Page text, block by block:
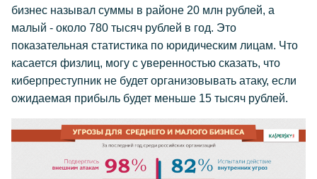
бизнес называл суммы в районе 20 млн рублей, а
малый - около 780 тысяч рублей в год. Это
показательная статистика по юридическим лицам. Что
касается физлиц, могу с уверенностью сказать, что
киберпреступник не будет организовывать атаку, если
ожидаемая прибыль будет меньше 15 тысяч рублей.